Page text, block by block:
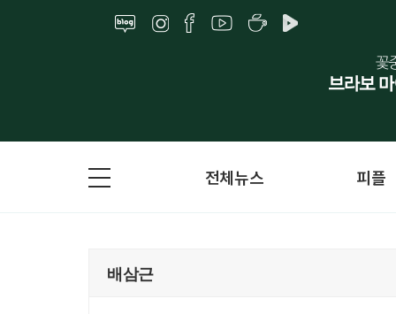
전체뉴스 피플